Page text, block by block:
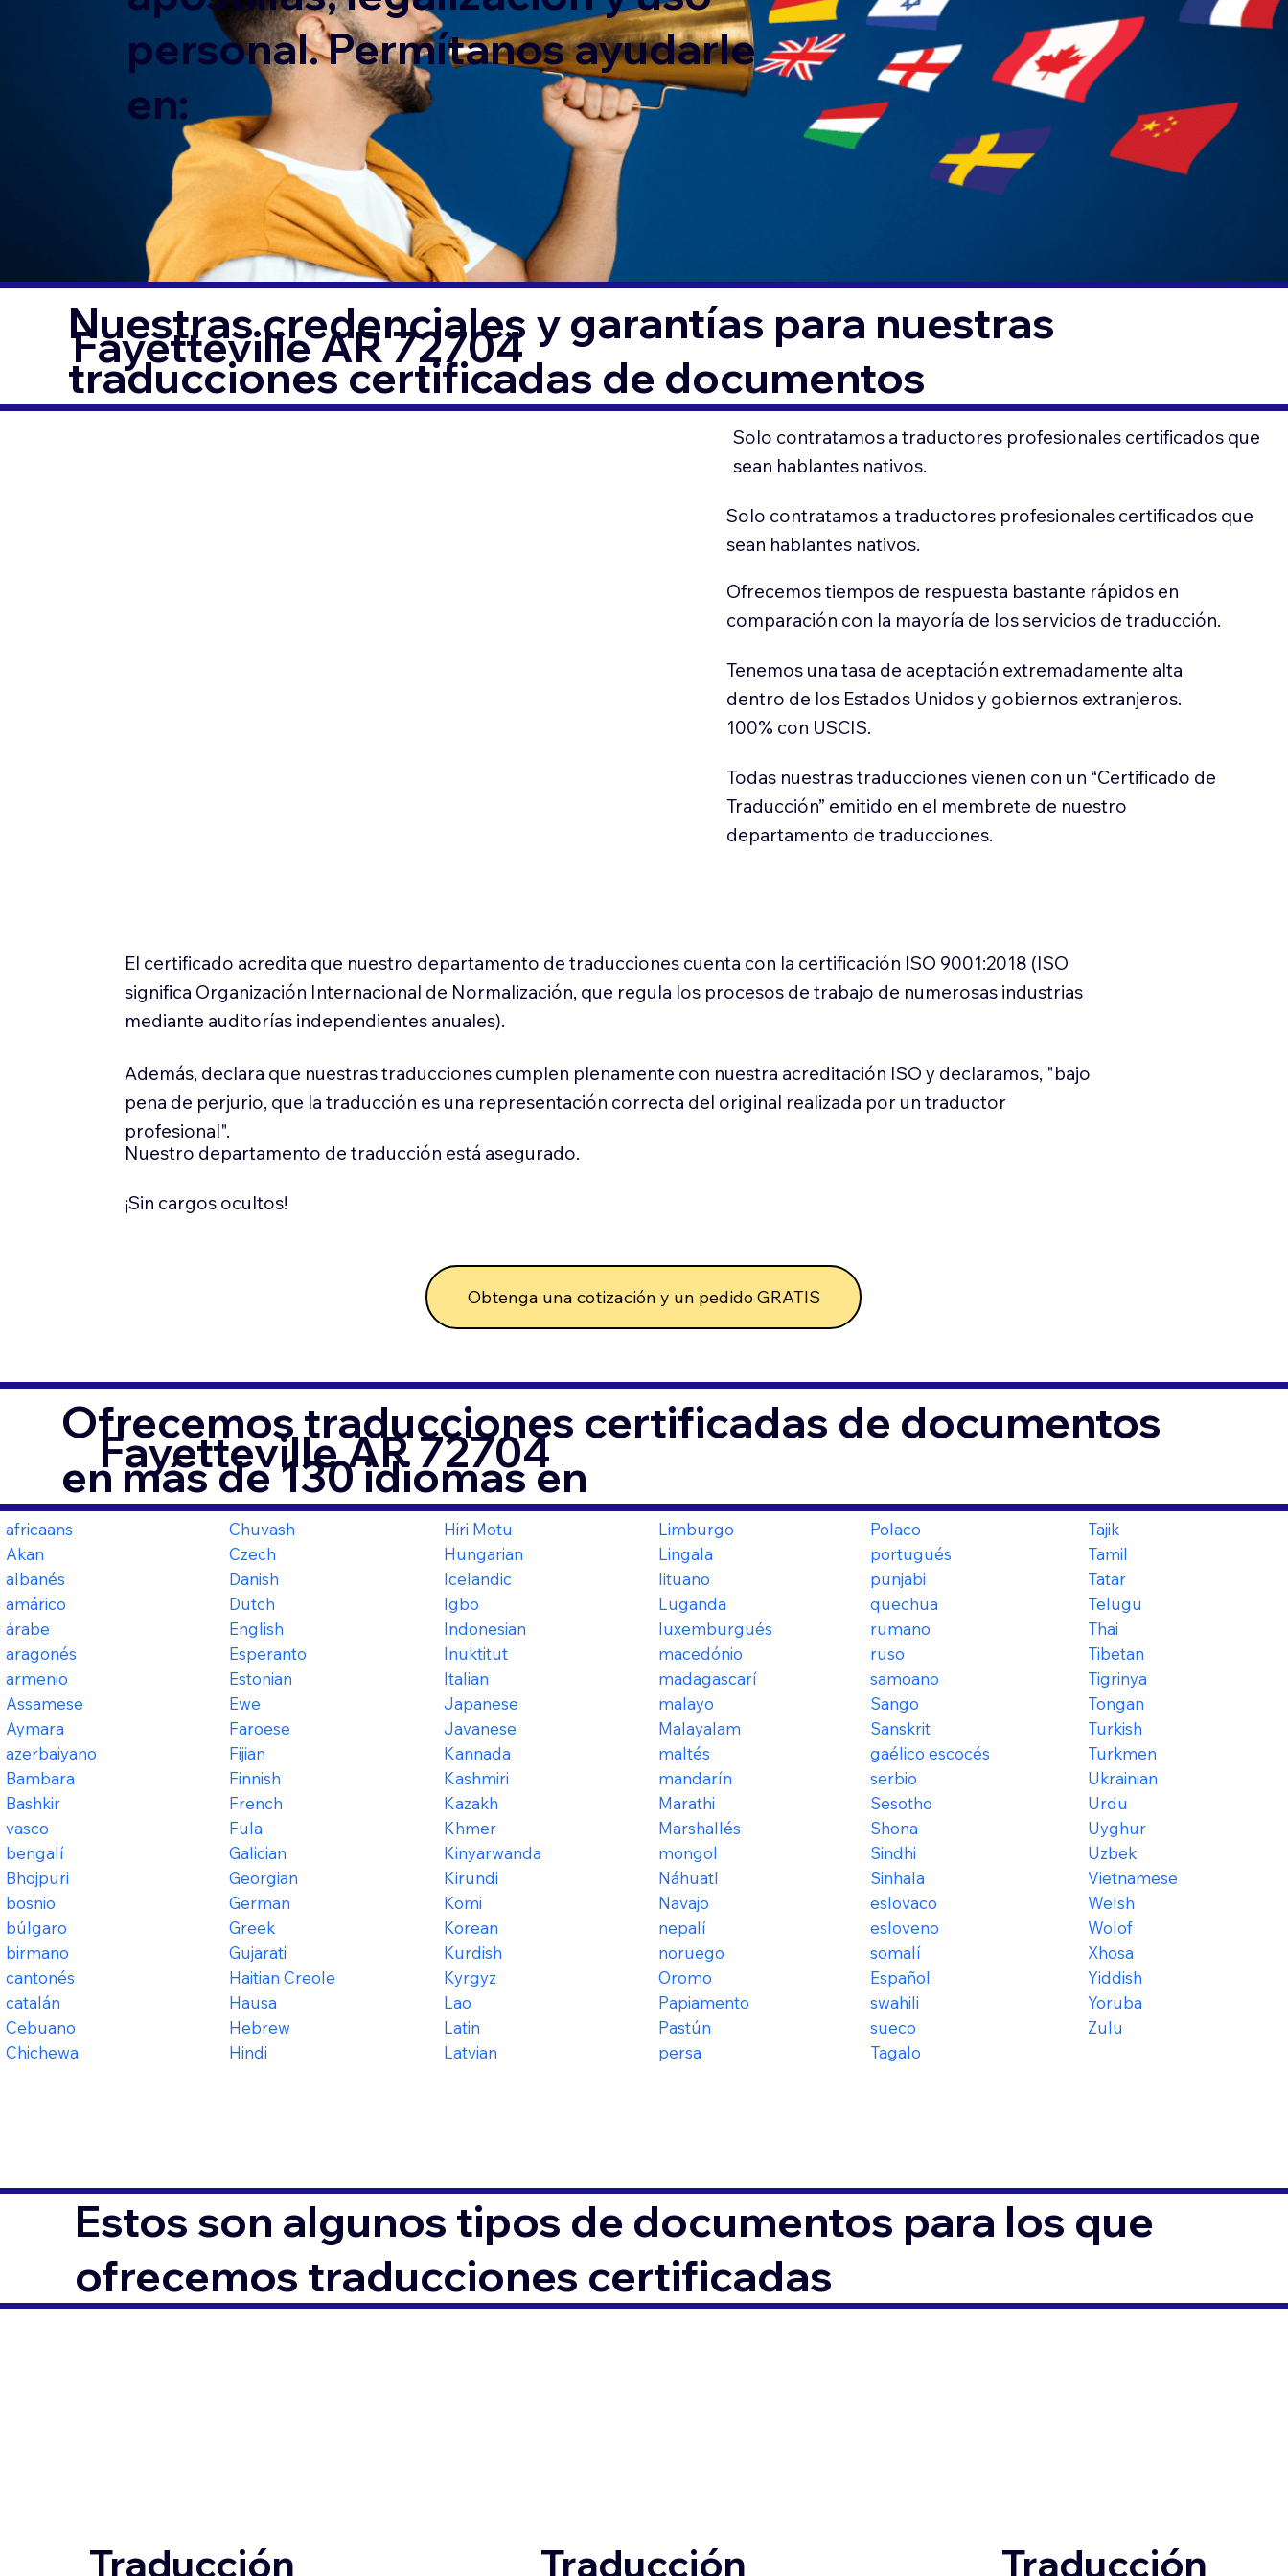
personal. Permítanos ayudarle
en:
Nuestras credenciales y garantías para nuestras
traducciones certificadas de documentos
Fayetteville AR 72704
Solo contratamos a traductores profesionales certificados que
sean hablantes nativos.
Solo contratamos a traductores profesionales certificados que
sean hablantes nativos.
Ofrecemos tiempos de respuesta bastante rápidos en
comparación con la mayoría de los servicios de traducción.
Tenemos una tasa de aceptación extremadamente alta
dentro de los Estados Unidos y gobiernos extranjeros.
100% con USCIS.
Todas nuestras traducciones vienen con un “Certificado de
Traducción” emitido en el membrete de nuestro
departamento de traducciones.
El certificado acredita que nuestro departamento de traducciones cuenta con la certificación ISO 9001:2018 (ISO
significa Organización Internacional de Normalización, que regula los procesos de trabajo de numerosas industrias
mediante auditorías independientes anuales).
Además, declara que nuestras traducciones cumplen plenamente con nuestra acreditación ISO y declaramos, "bajo
pena de perjurio, que la traducción es una representación correcta del original realizada por un traductor
profesional".
Nuestro departamento de traducción está asegurado.
¡Sin cargos ocultos!
Obtenga una cotización y un pedido GRATIS
Ofrecemos traducciones certificadas de documentos
en más de 130 idiomas en
Fayetteville AR 72704
africaans
Akan
albanés
amárico
árabe
aragonés
armenio
Assamese
Aymara
azerbaiyano
Bambara
Bashkir
vasco
bengalí
Bhojpuri
bosnio
búlgaro
birmano
cantonés
catalán
Cebuano
Chichewa
Chuvash
Czech
Danish
Dutch
English
Esperanto
Estonian
Ewe
Faroese
Fijian
Finnish
French
Fula
Galician
Georgian
German
Greek
Gujarati
Haitian Creole
Hausa
Hebrew
Hindi
Hiri Motu
Hungarian
Icelandic
Igbo
Indonesian
Inuktitut
Italian
Japanese
Javanese
Kannada
Kashmiri
Kazakh
Khmer
Kinyarwanda
Kirundi
Komi
Korean
Kurdish
Kyrgyz
Lao
Latin
Latvian
Limburgo
Lingala
lituano
Luganda
luxemburgués
macedónio
madagascarí
malayo
Malayalam
maltés
mandarín
Marathi
Marshallés
mongol
Náhuatl
Navajo
nepalí
noruego
Oromo
Papiamento
Pastún
persa
Polaco
portugués
punjabi
quechua
rumano
ruso
samoano
Sango
Sanskrit
gaélico escocés
serbio
Sesotho
Shona
Sindhi
Sinhala
eslovaco
esloveno
somalí
Español
swahili
sueco
Tagalo
Tajik
Tamil
Tatar
Telugu
Thai
Tibetan
Tigrinya
Tongan
Turkish
Turkmen
Ukrainian
Urdu
Uyghur
Uzbek
Vietnamese
Welsh
Wolof
Xhosa
Yiddish
Yoruba
Zulu
Estos son algunos tipos de documentos para los que
ofrecemos traducciones certificadas
Traducción Traducción Traducción